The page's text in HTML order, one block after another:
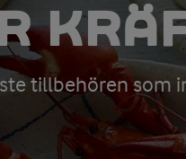
tillbehören som